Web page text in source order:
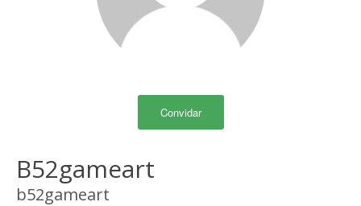
Convidar
B52gameart
b52gameart